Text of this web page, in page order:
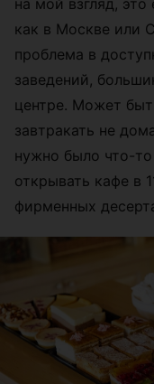
как в Москве или
проблема в
заведений,
центре. Может
завтракать не
нужно было что-
открывать кафе в
фирменных